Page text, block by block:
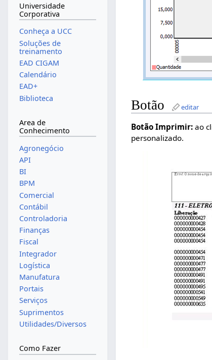
Botão editar
Botão Imprimir: ao
personalizado.
Universidade
Corporativa
Conheça a UCC
Soluções de
treinamento
EAD CIGAM
Calendário
EAD+
Biblioteca
Area de
Conhecimento
Agronegócio
API
BI
BPM
Comercial
Contábil
Controladoria
Finanças
Fiscal
Integrador
Logística
Manufatura
Portais
Serviços
Suprimentos
Utilidades/Diversos
Como Fazer